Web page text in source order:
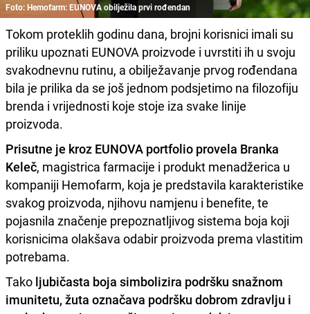
Foto: Hemofarm: EUNOVA obilježila prvi rođendan
Tokom proteklih godinu dana, brojni korisnici imali su
priliku upoznati EUNOVA proizvode i uvrstiti ih u svoju
svakodnevnu rutinu, a obilježavanje prvog rođendana
bila je prilika da se još jednom podsjetimo na filozofiju
brenda i vrijednosti koje stoje iza svake linije
proizvoda.
Prisutne je kroz EUNOVA portfolio provela Branka
Keleč, magistrica farmacije i produkt menadžerica u
kompaniji Hemofarm, koja je predstavila karakteristike
svakog proizvoda, njihovu namjenu i benefite, te
pojasnila značenje prepoznatljivog sistema boja koji
korisnicima olakšava odabir proizvoda prema vlastitim
potrebama.
Tako ljubičasta boja simbolizira podršku snažnom
imunitetu, žuta označava podršku dobrom zdravlju i